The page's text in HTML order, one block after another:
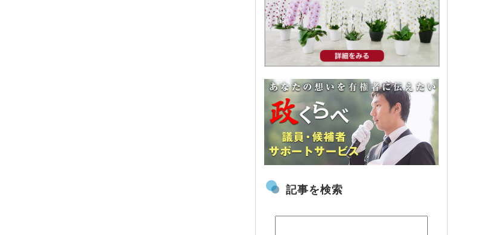
記事を検索